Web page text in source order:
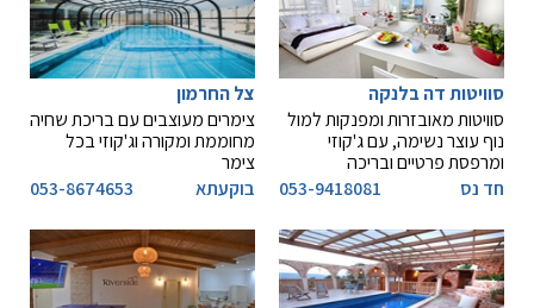
סוויטות דה בלנקה
סוויטות מאובזרות ומפנקות למול
נוף עוצר נשימה, עם ג'קוזי
ומרפסת פרטיים ובריכה
חד נס
053-9418081
צל החרמון
צימרים מעוצבים עם בריכת שחיה
מחוממת ומקורה וג'קוזי בכל
צימר
בוקעתא
053-8674653